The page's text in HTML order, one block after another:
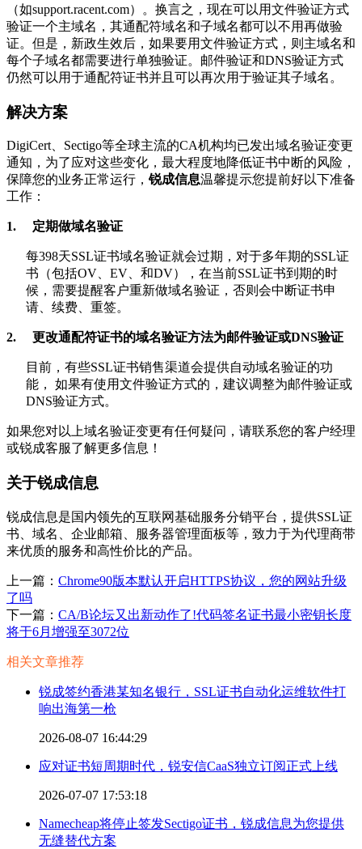
（如support.racent.com）。换言之，现在可以用文件验证方式
验证一个主域名，其通配符域名和子域名都可以不用再做验
证。但是，新政生效后，如果要用文件验证方式，则主域名和
每个子域名都需要进行单独验证。邮件验证和DNS验证方式
仍然可以用于通配符证书并且可以再次用于验证其子域名。
解决方案
DigiCert Sectigo等全球主流的CA机构均已发出域名验证变更
通知，为了应对这些变化，最大程度地降低证书中断的风险，
保障您的业务正常运行， 锐成信息温馨提示您提前好以下准备
工作：
1. 定期做域名验证
每398天SSL证书域名验证就会过期，对于多年期的SSL证
书（包括OV EV 、和DV），在当前SSL证书到期的时
候，需要提醒客户重新做域名验证，否则会中断证书申
请、续费、重签。
2. 更改通配符证书的域名验证方法为邮件验证或DNS验证
目前，有些SSL证书销售渠道会提供自动域名验证的功
能，
如果有使用文件验证方式的，建议调整为邮件验证或
DNS验证方式。
如果您对以上域名验证变更有任何疑问，请联系您的客户经理
或锐成客服了解更多信息！
关于锐成信息
锐成信息是国内领先的互联网基础服务分销平台，提供SSL证
书、域名、企业邮箱、服务器管理面板等，致力于为代理商带
来优质的服务和高性价比的产品。
上一篇： Chrome90版本默认开启HTTPS协议，您的网站升级
了吗
下一篇： CA/B论坛又出新动作了!代码签名证书最小密钥长度
将于6月增强至3072位
相关文章推荐
锐成签约香港某知名银行，SSL证书自动化运维软件打
响出海第一枪
2026-08-07 16:44:29
应对证书短周期时代，锐安信CaaS独立订阅正式上线
2026-07-07 17:53:18
Namecheap将停止签发Sectigo证书，锐成信息为您提供
无缝替代方案